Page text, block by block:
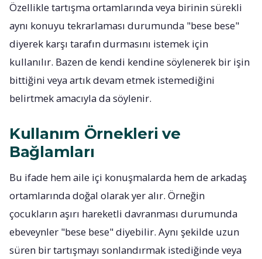
Özellikle tartışma ortamlarında veya birinin sürekli
aynı konuyu tekrarlaması durumunda "bese bese"
diyerek karşı tarafın durmasını istemek için
kullanılır. Bazen de kendi kendine söylenerek bir işin
bittiğini veya artık devam etmek istemediğini
belirtmek amacıyla da söylenir.
Kullanım Örnekleri ve
Bağlamları
Bu ifade hem aile içi konuşmalarda hem de arkadaş
ortamlarında doğal olarak yer alır. Örneğin
çocukların aşırı hareketli davranması durumunda
ebeveynler "bese bese" diyebilir. Aynı şekilde uzun
süren bir tartışmayı sonlandırmak istediğinde veya